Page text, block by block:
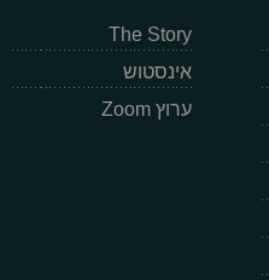
The Story
אינסטוש
ערוץ Zoom